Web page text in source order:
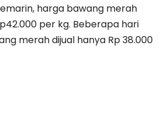
harga bawang merah
per kg. Beberapa hari
merah dijual hanya Rp 38.000